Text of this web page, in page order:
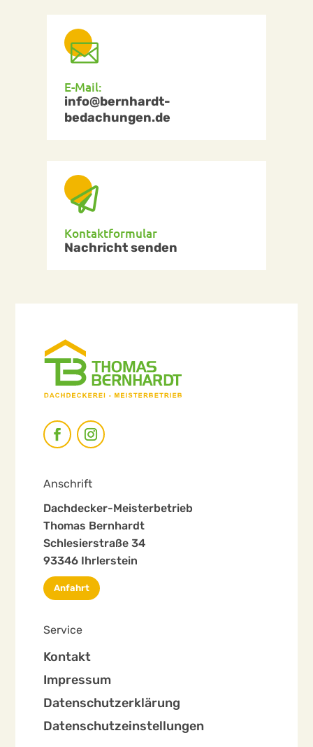

E-Mail:
info@bernhardt-
bedachungen.de

Kontaktformular
Nachricht senden
Anschrift
Dachdecker-Meisterbetrieb
Thomas Bernhardt
Schlesierstraße 34
93346 Ihrlerstein
Anfahrt
Service
Kontakt
Impressum
Datenschutzerklärung
Datenschutzeinstellungen